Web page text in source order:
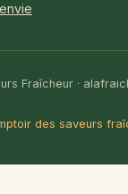
Fraîcheur ·
des saveurs